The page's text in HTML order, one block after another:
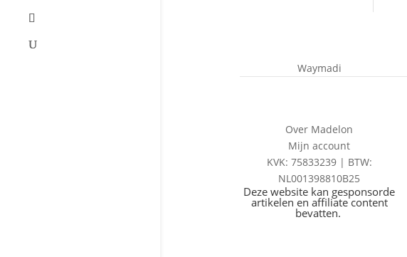
Waymadi
Over Madelon
Mijn account
KVK: 75833239 | BTW:
NL001398810B25
Deze website kan gesponsorde
artikelen en affiliate content
bevatten.